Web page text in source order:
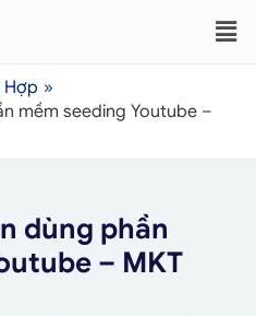
Hợp
mềm seeding Youtube –
dùng phần
– MKT